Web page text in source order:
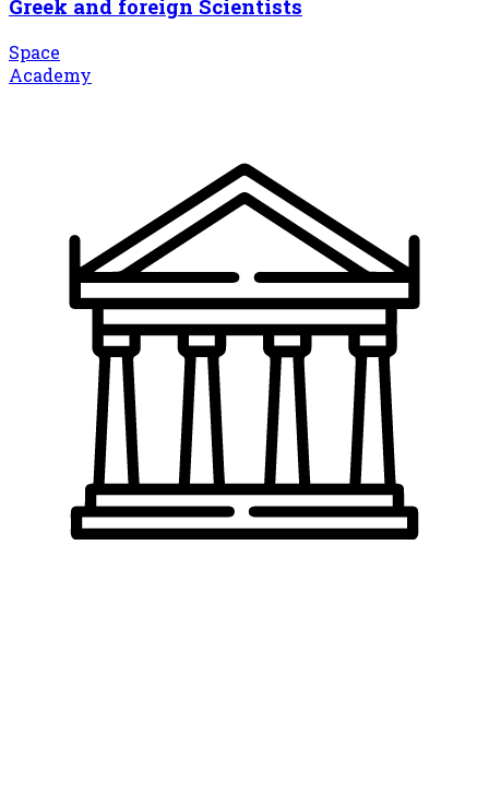
Greek and foreign Scientists
Space
Academy